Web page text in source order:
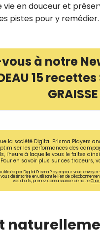
en douceur et
pistes pour y remédier.
à notre
15 recettes
la société Digital Prisma Players
les performances des
l'heure à laquelle vous le faites
en savoir plus sur ces traceurs,
utilisée par Digital Prisma Playerspour vous
désinscrire en utilisant le lien de
vos droits, prenez connaissance de notre
!